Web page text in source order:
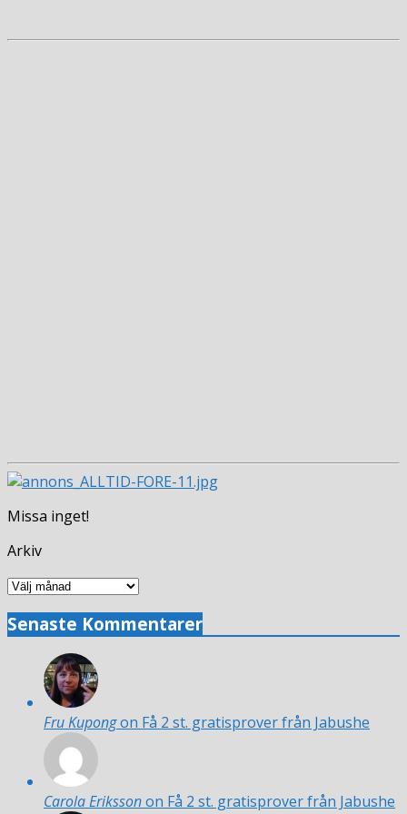
Missa inget!
Arkiv
Arkiv
Senaste Kommentarer
Fru Kupongon Få 2 st. gratisprover från Jabushe
Carola Erikssonon Få 2 st. gratisprover från Jabushe